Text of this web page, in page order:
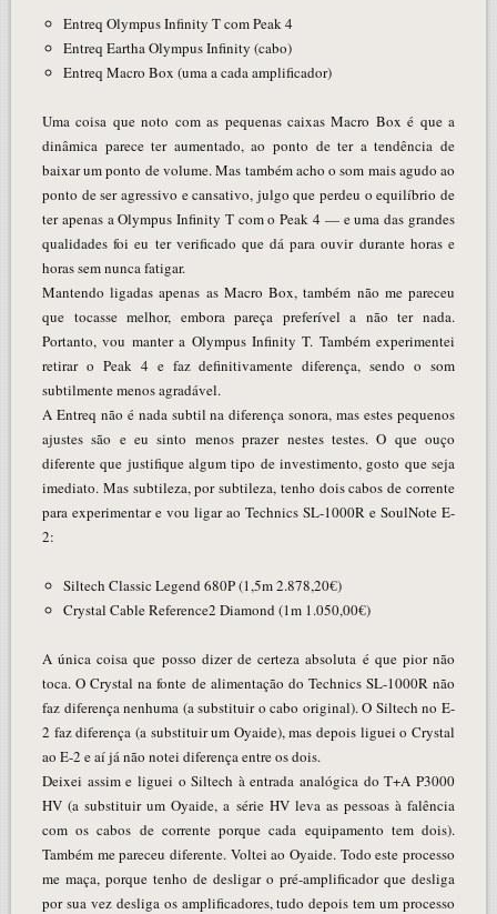
Entreq Olympus Infinity T com Peak 4
Entreq Eartha Olympus Infinity (cabo)
Entreq Macro Box (uma a cada amplificador)
Uma coisa que noto com as pequenas caixas Macro Box é que a
dinâmica parece ter aumentado, ao ponto de ter a tendência de
baixar um ponto de volume. Mas também acho o som mais agudo ao
ponto de ser agressivo e cansativo, julgo que perdeu o equilíbrio de
ter apenas a Olympus Infinity T com o Peak 4 — e uma das grandes
qualidades foi eu ter verificado que dá para ouvir durante horas e
horas sem nunca fatigar.
Mantendo ligadas apenas as Macro Box, também não me pareceu
que tocasse melhor, embora pareça preferível a não ter nada.
Portanto, vou manter a Olympus Infinity T. Também experimentei
retirar o Peak 4 e faz definitivamente diferença, sendo o som
subtilmente menos agradável.
A Entreq não é nada subtil na diferença sonora, mas estes pequenos
ajustes são e eu sinto menos prazer nestes testes. O que ouço
diferente que justifique algum tipo de investimento, gosto que seja
imediato. Mas subtileza, por subtileza, tenho dois cabos de corrente
para experimentar e vou ligar ao Technics SL-1000R e SoulNote E-
2:
Siltech Classic Legend 680P (1,5m 2.878,20€)
Crystal Cable Reference2 Diamond (1m 1.050,00€)
A única coisa que posso dizer de certeza absoluta é que pior não
toca. O Crystal na fonte de alimentação do Technics SL-1000R não
faz diferença nenhuma (a substituir o cabo original). O Siltech no E-
2 faz diferença (a substituir um Oyaide), mas depois liguei o Crystal
ao E-2 e aí já não notei diferença entre os dois.
Deixei assim e liguei o Siltech à entrada analógica do T+A P3000
HV (a substituir um Oyaide, a série HV leva as pessoas à falência
com os cabos de corrente porque cada equipamento tem dois).
Também me pareceu diferente. Voltei ao Oyaide. Todo este processo
me maça, porque tenho de desligar o pré-amplificador que desliga
por sua vez desliga os amplificadores, tudo depois tem um processo